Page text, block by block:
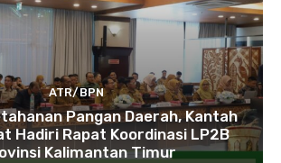
ATR/BPN
Pangan Daerah, Kantah
Hadiri Rapat Koordinasi LP2B
Kalimantan Timur